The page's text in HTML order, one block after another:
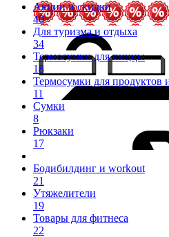
Акции и скидки
40
Для туризма и отдыха
34
Термосумки для пиццы
18
Термосумки для продуктов
11
Сумки
8
Рюкзаки
17
Бодибилдинг и workout
21
Утяжелители
19
Товары для фитнеса
22